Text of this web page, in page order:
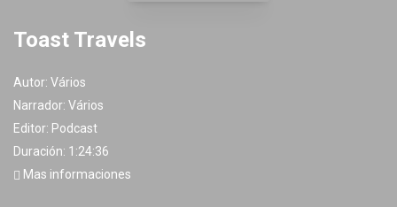
Toast Travels
Autor: Vários
Narrador: Vários
Editor: Podcast
Duración: 1:24:36
Mas informaciones